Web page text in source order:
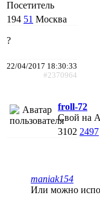
Посетитель
194 51 Москва
?
22/04/2017 18:30:33
#2370964
froll-72
Свой на
3102 2497
maniak154
Или можно